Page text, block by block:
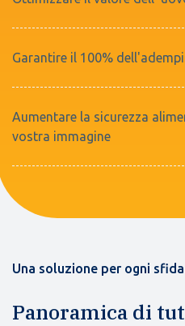
Garantire il 100%
Aumentare la sicurezza
vostra immagine
Una soluzione per ogni
Panoramica di